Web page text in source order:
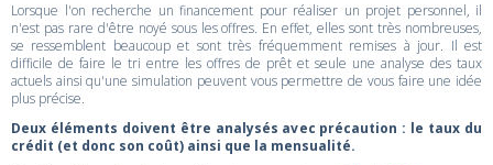
Lorsque l'on recherche un financement pour réaliser un projet personnel, il
n'est pas rare d'être noyé sous les offres. En effet, elles sont très nombreuses,
se ressemblent beaucoup et sont très fréquemment remises à jour. Il est
difficile de faire le tri entre les offres de prêt et seule une analyse des taux
actuels ainsi qu'une simulation peuvent vous permettre de vous faire une idée
plus précise.
Deux éléments doivent être analysés avec précaution : le taux du
crédit (et donc son coût) ainsi que la mensualité.